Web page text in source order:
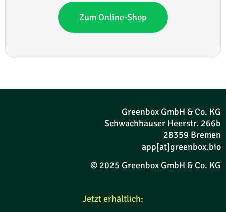
Zum Online-Shop
Greenbox GmbH & Co. KG
Schwachhauser Heerstr. 266b
28359 Bremen
app[at]greenbox.bio
© 2025 Greenbox GmbH & Co. KG
Jetzt erhältlich: